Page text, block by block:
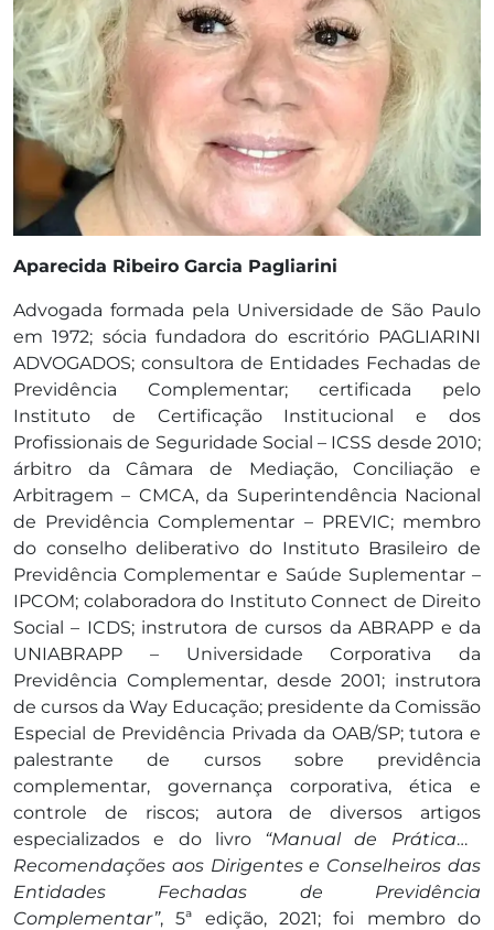
Aparecida Ribeiro Garcia Pagliarini
Advogada formada pela Universidade de São Paulo
em 1972; sócia fundadora do escritório PAGLIARINI
ADVOGADOS; consultora de Entidades Fechadas de
Previdência Complementar; certificada pelo
Instituto de Certificação Institucional e dos
Profissionais de Seguridade Social – ICSS desde 2010;
árbitro da Câmara de Mediação, Conciliação e
Arbitragem – CMCA, da Superintendência Nacional
de Previdência Complementar – PREVIC; membro
do conselho deliberativo do Instituto Brasileiro de
Previdência Complementar e Saúde Suplementar –
IPCOM; colaboradora do Instituto Connect de Direito
Social – ICDS; instrutora de cursos da ABRAPP e da
UNIABRAPP – Universidade Corporativa da
Previdência Complementar, desde 2001; instrutora
de cursos da Way Educação; presidente da Comissão
Especial de Previdência Privada da OAB/SP; tutora e
palestrante de cursos sobre previdência
complementar, governança corporativa, ética e
controle de riscos; autora de diversos artigos
especializados e do livro “Manual de Prática e
Recomendações aos Dirigentes e Conselheiros das
Entidades Fechadas de Previdência
Complementar”, 5ª edição, 2021; foi membro do